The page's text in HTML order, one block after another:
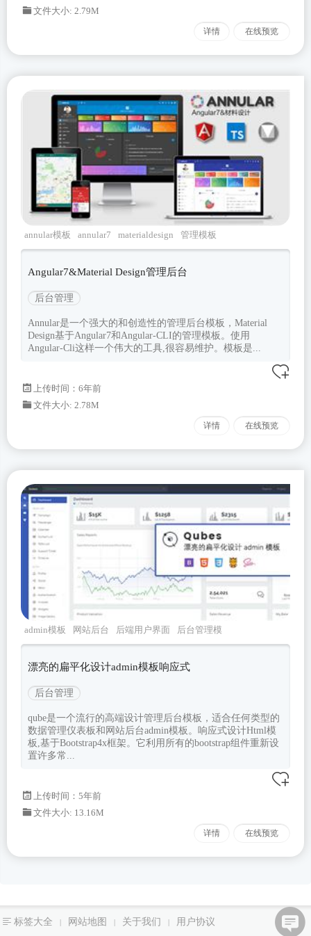
文件大小: 2.79M
详情 在线预览
annular模板 annular7 materialdesign
管理模板
后台模板
Angular7&Material Design管理后台
后台管理
Annular是一个强大的和创造性的管理后台模板，Material
Design基于Angular7和Angular-CLI的管理模板。使用
Angular-Cli这样一个伟大的工具,很容易维护。模板是...
上传时间：6年前
文件大小: 2.78M
详情 在线预览
admin模板 网站后台 后端用户界面
后台管理模
板
扁平管理系统
漂亮的扁平化设计admin模板响应式
后台管理
qube是一个流行的高端设计管理后台模板，适合任何类型的
数据管理仪表板和网站后台admin模板。响应式设计Html模
板,基于Bootstrap4x框架。它利用所有的bootstrap组件重新设
置许多常...
上传时间：5年前
文件大小: 13.16M
详情 在线预览
标签大全 | 网站地图 | 关于我们 |
用户协议